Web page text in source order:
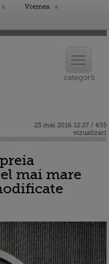
Vremea
23 mai 2016 12:27 / 655
vizualizari
mai mare